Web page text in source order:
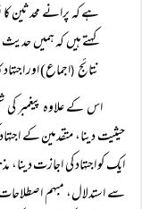
ہے کہ پرانے محدثین
کہتے ہیں کہ ہمیں
نتائج(اجماع) اور
اس کے علاوہ پیغمبر
حیثیت دینا، متقدمین کے
ایک کو اجتہاد کی اجازت
سے استدلال، مبہم اصطلاحات